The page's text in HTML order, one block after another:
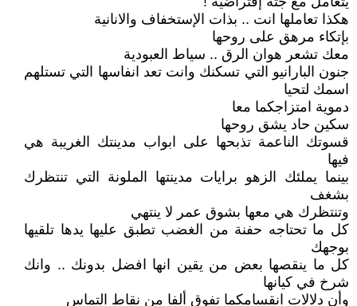
هكذا تعاملها انت .. بذات الإستخفاف والانانية
بإتكاء مرهق على روحها
معك تشعر هوان الرق .. سياط العبودية
جنون البارانيو التي تسكنك وانت تعد انفاسها التي تستلهم
اسمك لتحيا
دموية امتزاجكما معا
سكين حاد يشق روحها
قسوتك الناعمة تذبحها على ابواب مدينتك الغريبة هي
فيها
بينما يملئك الزهو برايات مدينتها الملونة التي تنتظرك
بشغف
وتنتظرك هي معها بشوق عمر لا ينتهي
كل ما تحتاجه حفنة من الغضب تطبق عليها يدها تلقيها
بوجهك
كل ما ينقصها بعض من يقين انها افضل بدونك .. وانك
شرخ في كيانها
وأن دلالات انقسامكما تفوق ألفا من نقاط التماس